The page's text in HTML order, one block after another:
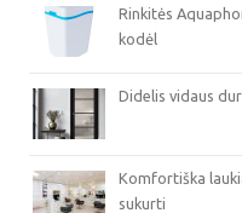
Rinkitės
kodėl
Didelis vidaus
Komfortiška
sukurti